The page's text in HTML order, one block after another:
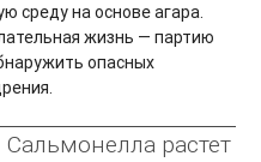
среду на основе агара.
жизнь — партию
опасных
растет